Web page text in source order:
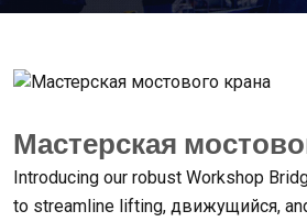
Мастерская
Introducing our robust Workshop
to streamline lifting, движущийся,